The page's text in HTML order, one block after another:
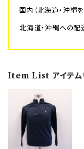
国内（北海道・沖縄
北海道・沖縄への
Item List アイテム